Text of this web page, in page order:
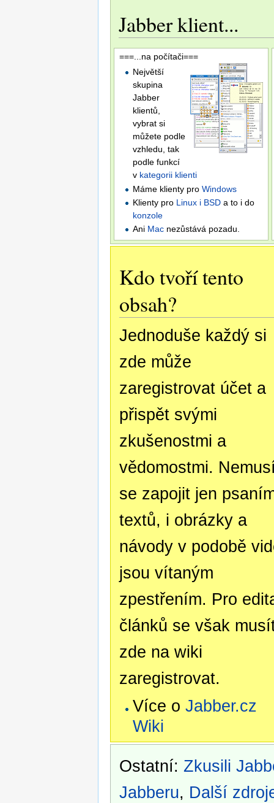
Jabber klient...
===...na počítači===
Největší
skupina
Jabber
klientů,
vybrat si
můžete podle
vzhledu, tak
podle funkcí
v kategorii klienti
Máme klienty proWindows
Klienty pro Linux i BSD a to i do
konzole
Ani Mac nezůstává pozadu.
Kdo tvoří tento
obsah?
Jednoduše každý si
zde může
zaregistrovat účet a
přispět svými
zkušenostmi a
vědomostmi.
se zapojit jen
textů, i obrázky a
návody v podobě
jsou vítaným
zpestřením. Pro
článků se však
zde na wiki
zaregistrovat.
Více o Jabber.cz
Wiki
Ostatní: Zkusili
Jabberu, Další